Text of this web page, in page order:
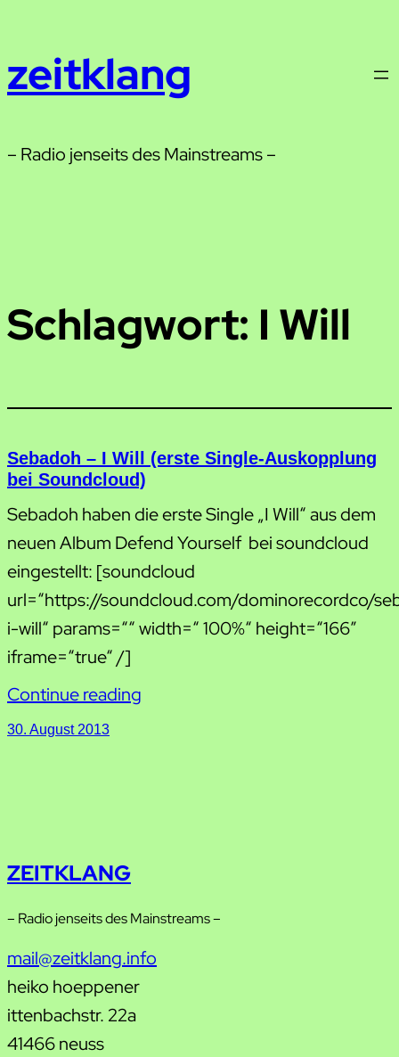
springen
zeitklang
– Radio jenseits des Mainstreams –
Schlagwort: I Will
Sebadoh – I Will (erste Single-Auskopplung
bei Soundcloud)
Sebadoh haben die erste Single „I Will“ aus dem
neuen Album Defend Yourself bei soundcloud
eingestellt: [soundcloud
url=“https://soundcloud.com/dominorecordco/
i-will“ params=““ width=“ 100%“ height=“166″
iframe=“true“ /]
Continue reading
30. August 2013
ZEITKLANG
– Radio jenseits des Mainstreams –
mail@zeitklang.info
heiko hoeppener
ittenbachstr. 22a
41466 neuss